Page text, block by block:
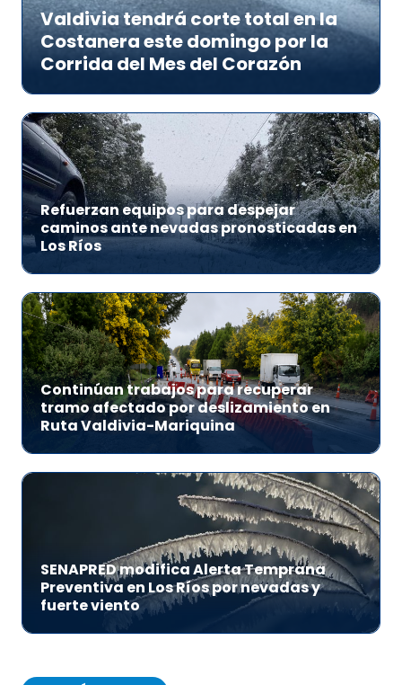
Valdivia tendrá corte total en la
Costanera este domingo por la
Corrida del Mes del Corazón
Refuerzan equipos para despejar
caminos ante nevadas pronosticadas en
Los Ríos
Continúan trabajos para recuperar
tramo afectado por deslizamiento en
Ruta Valdivia-Mariquina
SENAPRED modifica Alerta Temprana
Preventiva en Los Ríos por nevadas y
fuerte viento